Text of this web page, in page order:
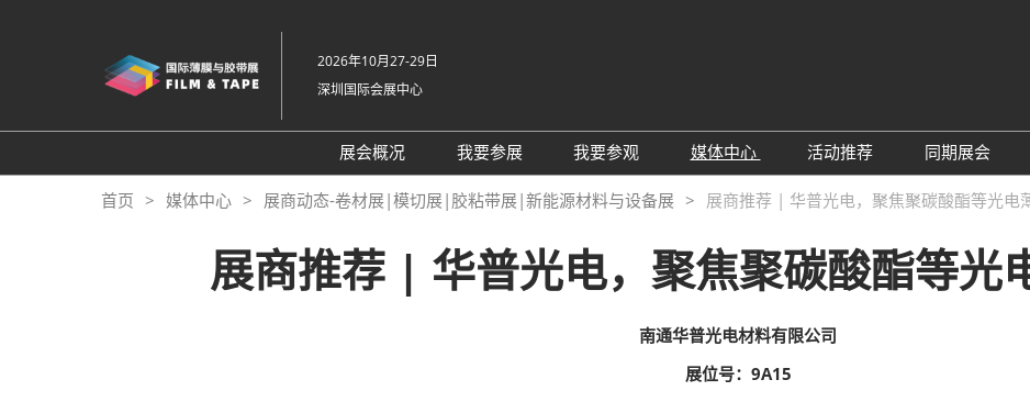
跳
转
容
2026年10月27-29日
深圳国际会展中心
English
한국인
日本語
แบบไทย
展会概况
展会概况
交通住宿
我要参展
展位预定
展商增值服务
我要参观
参观预登记
展商名录
展商说
媒体中心
行业新闻
展商动态
订阅电邮
活动推荐
会议论坛
同期展会
深圳国际
国际高性
亚洲材料
首页 媒体中心 展商动态-卷材展|模切展|胶粘带展|新能源材料与设备展 展商推荐 | 华普光电，聚焦聚碳酸酯等光电
展商推荐 | 华普光电，聚焦聚碳酸酯等光
南通华普光电材料有限公司
展位号：9A15